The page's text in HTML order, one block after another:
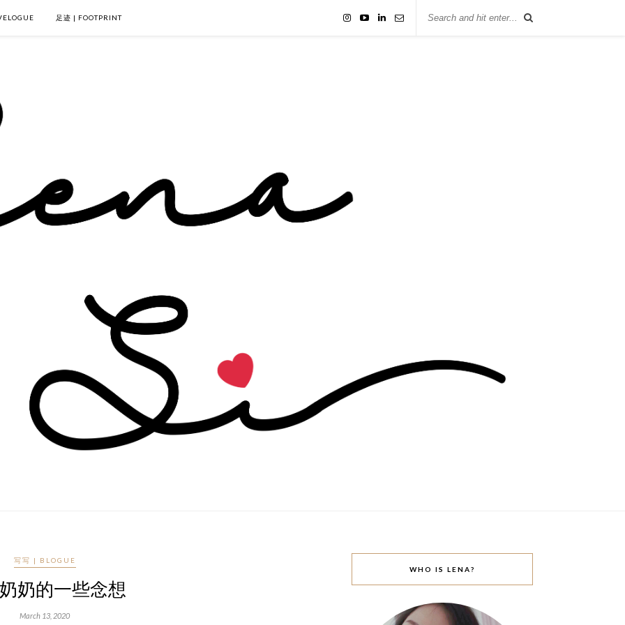
足迹 | FOOTPRINT
写写 | BLOGUE
奶的一些念想
March 13, 2020
WHO IS LENA?